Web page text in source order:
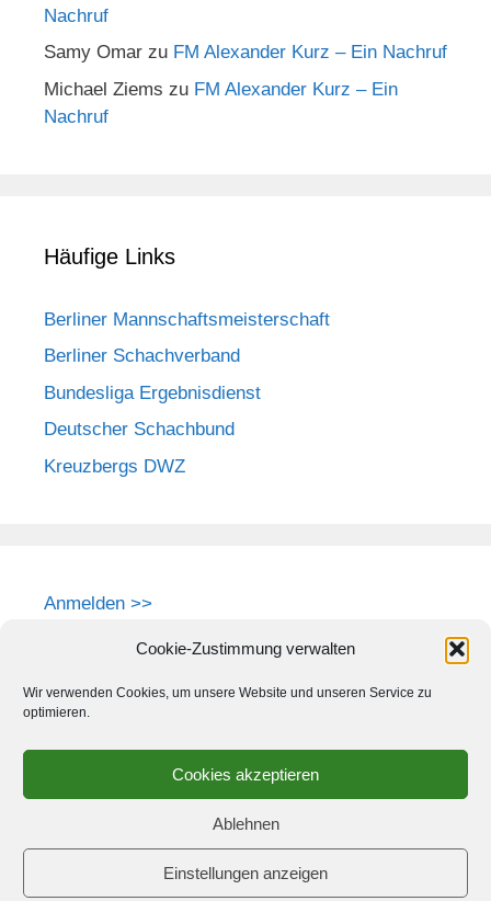
Cookie-Zustimmung verwalten
Wir verwenden Cookies, um unsere Website und unseren Service zu
optimieren.
Cookies akzeptieren
Ablehnen
Einstellungen anzeigen
Nachruf
Samy Omar zu FM Alexander Kurz – Ein Nachruf
Michael Ziems zu FM Alexander Kurz – Ein
Nachruf
Häufige Links
Berliner Mannschaftsmeisterschaft
Berliner Schachverband
Bundesliga Ergebnisdienst
Deutscher Schachbund
Kreuzbergs DWZ
Anmelden >>
© 2026 Schach-Club Kreuzberg e.V. GeneratePress